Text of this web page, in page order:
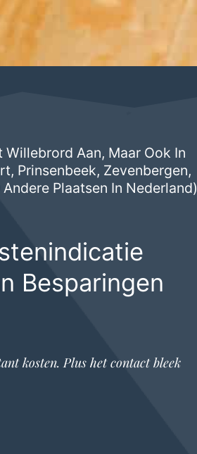
Aan, Maar Ook In
, Prinsenbeek, Zevenbergen,
Plaatsen In Nederland)
Besparingen
kosten. Plus het contact bleek